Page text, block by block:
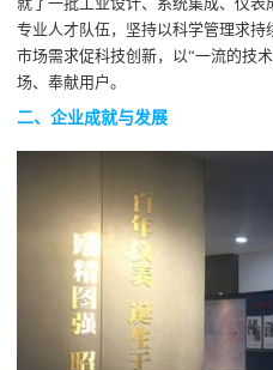
专业人才队伍，坚持以科学管理求
市场需求促科技创新，以“一流的技
场、奉献用户。
二、企业成就与发展